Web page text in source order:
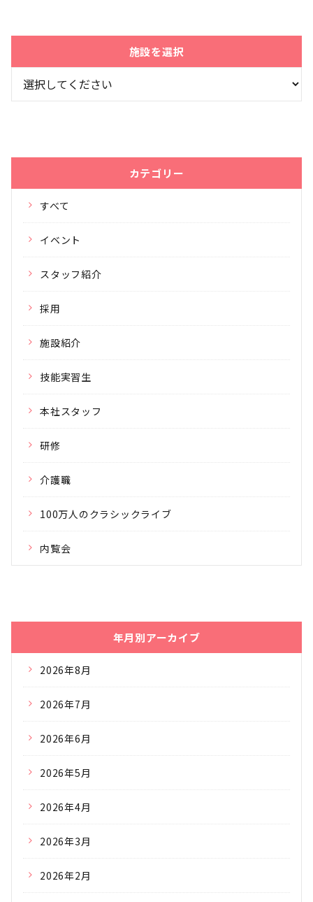
施設を選択
カテゴリー
すべて
イベント
スタッフ紹介
採用
施設紹介
技能実習生
本社スタッフ
研修
介護職
100万人のクラシックライブ
内覧会
年月別アーカイブ
2026年8月
2026年7月
2026年6月
2026年5月
2026年4月
2026年3月
2026年2月